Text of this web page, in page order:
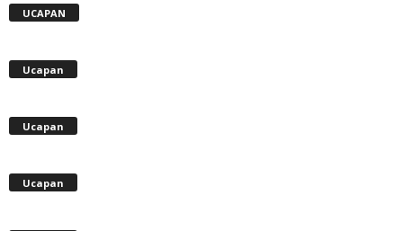
UCAPAN
Ucapan
Ucapan
Ucapan